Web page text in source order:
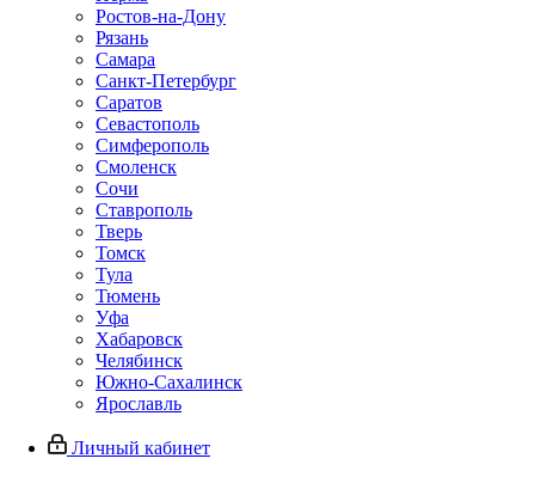
Ростов-на-Дону
Рязань
Самара
Санкт-Петербург
Саратов
Севастополь
Симферополь
Смоленск
Сочи
Ставрополь
Тверь
Томск
Тула
Тюмень
Уфа
Хабаровск
Челябинск
Южно-Сахалинск
Ярославль
Личный кабинет